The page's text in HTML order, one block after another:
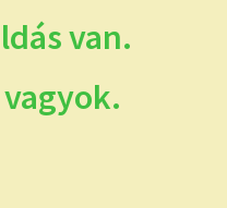
van.